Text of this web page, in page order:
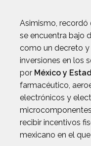
Asimismo, recordó
se encuentra bajo
como un decreto y
inversiones en los
por México y
farmacéutico,
electrónicos y
recibir incentivos
mexicano en el